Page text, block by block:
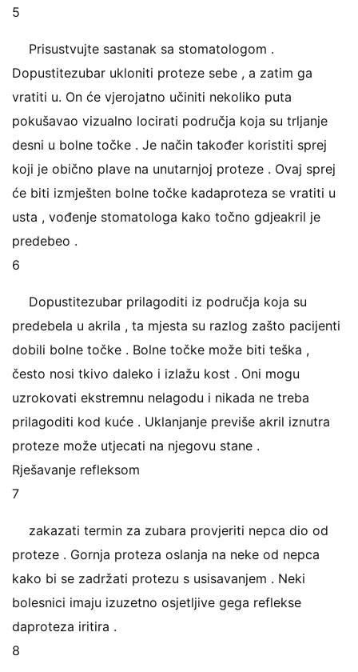
5
Prisustvujte sastanak sa stomatologom .
Dopustitezubar ukloniti proteze sebe , a zatim ga
vratiti u. On će vjerojatno učiniti nekoliko puta
pokušavao vizualno locirati područja koja su trljanje
desni u bolne točke . Je način također koristiti sprej
koji je obično plave na unutarnjoj proteze . Ovaj sprej
će biti izmješten bolne točke kadaproteza se vratiti u
usta , vođenje stomatologa kako točno gdjeakril je
predebeo .
6
Dopustitezubar prilagoditi iz područja koja su
predebela u akrila , ta mjesta su razlog zašto pacijenti
dobili bolne točke . Bolne točke može biti teška ,
često nosi tkivo daleko i izlažu kost . Oni mogu
uzrokovati ekstremnu nelagodu i nikada ne treba
prilagoditi kod kuće . Uklanjanje previše akril iznutra
proteze može utjecati na njegovu stane .
Rješavanje refleksom
7
zakazati termin za zubara provjeriti nepca dio od
proteze . Gornja proteza oslanja na neke od nepca
kako bi se zadržati protezu s usisavanjem . Neki
bolesnici imaju izuzetno osjetljive gega reflekse
daproteza iritira .
8